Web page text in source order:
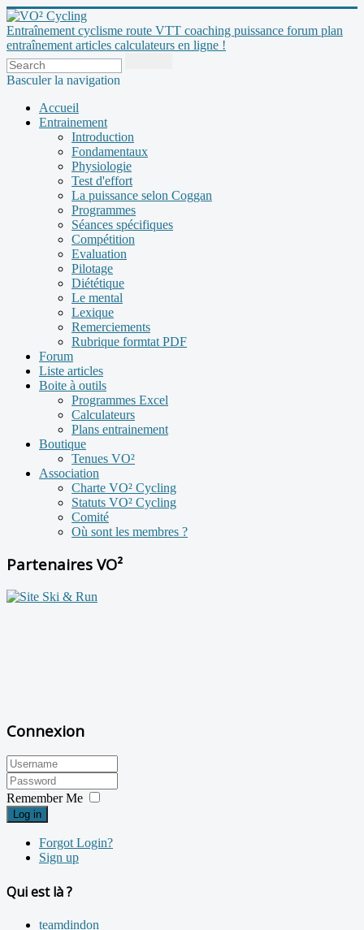
Entraînement cyclisme route VTT coaching puissance forum plan
entraînement articles calculateurs en ligne !
Basculer la navigation
Accueil
Entrainement
Introduction
Fondamentaux
Physiologie
Test d'effort
La puissance selon Coggan
Programmes
Séances spécifiques
Compétition
Evaluation
Pilotage
Diététique
Le mental
Lexique
Remerciements
Rubrique formtat PDF
Forum
Liste articles
Boite à outils
Programmes Excel
Calculateurs
Plans entrainement
Boutique
Tenues VO²
Association
Charte VO² Cycling
Statuts VO² Cycling
Comité
Où sont les membres ?
Partenaires VO²
Connexion
Remember Me
Log in
Forgot Login?
Sign up
Qui est là ?
teamdindon